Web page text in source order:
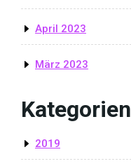
April 2023
März 2023
Kategorien
2019